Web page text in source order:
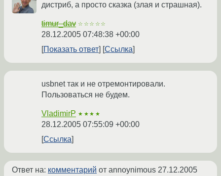
дистриб, а просто сказка (злая и страшная).
timur_dav ☆☆☆☆☆
28.12.2005 07:48:38 +00:00
Показать ответ
Ссылка
usbnet так и не отремонтировали.
Пользоваться не будем.
VladimirP ★★★★
28.12.2005 07:55:09 +00:00
Ссылка
Ответ на: комментарий от annoynimous 27.12.2005